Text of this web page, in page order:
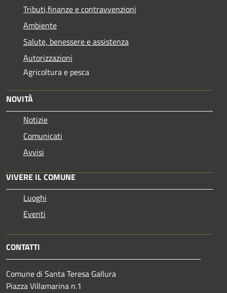
Tributi,finanze e contravvenzioni
Ambiente
Salute, benessere e assistenza
Autorizzazioni
Agricoltura e pesca
NOVITÀ
Notizie
Comunicati
Avvisi
VIVERE IL COMUNE
Luoghi
Eventi
CONTATTI
Comune di Santa Teresa Gallura
Piazza Villamarina n.1